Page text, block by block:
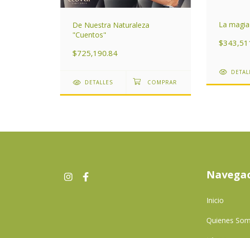
De Nuestra Naturaleza
"Cuentos"
$725,190.84
DETALLES
La
Inicio
Quienes